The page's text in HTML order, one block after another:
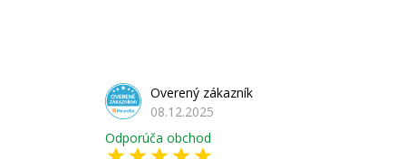
Overený zákazník
08.12.2025
Odporúča obchod